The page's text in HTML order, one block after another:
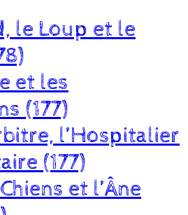
le Loup et le
et les
(177)
l’Hospitalier
(177)
et l’Âne